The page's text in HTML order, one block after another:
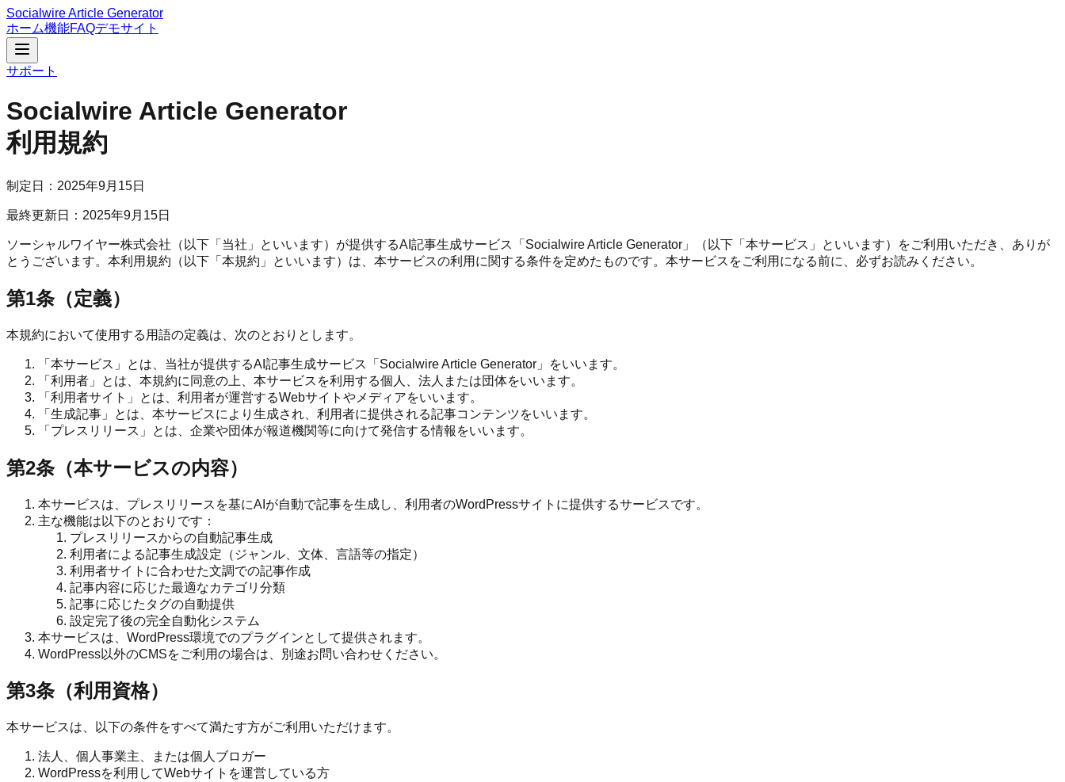
Socialwire Article Generator
ホーム機能FAQデモサイト
サポート
Socialwire Article Generator
利用規約
制定日：2025年9月15日
最終更新日：2025年9月15日
ソーシャルワイヤー株式会社（以下「当社」といいます）が提供するAI記事生成サービス「Socialwire Article Generator」（以下「本サービス」といいます）をご利用いただき、ありが
とうございます。本利用規約（以下「本規約」といいます）は、本サービスの利用に関する条件を定めたものです。本サービスをご利用になる前に、必ずお読みください。
第1条（定義）
本規約において使用する用語の定義は、次のとおりとします。
「本サービス」とは、当社が提供するAI記事生成サービス「Socialwire Article Generator」をいいます。
「利用者」とは、本規約に同意の上、本サービスを利用する個人、法人または団体をいいます。
「利用者サイト」とは、利用者が運営するWebサイトやメディアをいいます。
「生成記事」とは、本サービスにより生成され、利用者に提供される記事コンテンツをいいます。
「プレスリリース」とは、企業や団体が報道機関等に向けて発信する情報をいいます。
第2条（本サービスの内容）
本サービスは、プレスリリースを基にAIが自動で記事を生成し、利用者のWordPressサイトに提供するサービスです。
主な機能は以下のとおりです：
プレスリリースからの自動記事生成
利用者による記事生成設定（ジャンル、文体、言語等の指定）
利用者サイトに合わせた文調での記事作成
記事内容に応じた最適なカテゴリ分類
記事に応じたタグの自動提供
設定完了後の完全自動化システム
本サービスは、WordPress環境でのプラグインとして提供されます。
WordPress以外のCMSをご利用の場合は、別途お問い合わせください。
第3条（利用資格）
本サービスは、以下の条件をすべて満たす方がご利用いただけます。
法人、個人事業主、または個人ブロガー
WordPressを利用してWebサイトを運営している方